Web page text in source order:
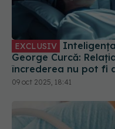
EXCLUSIV
George Curcă:
încrederea nu pot fi
09 oct 2025, 18:41